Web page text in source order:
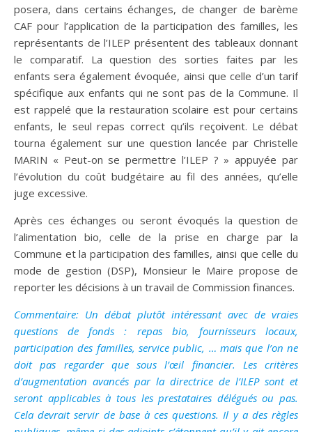
posera, dans certains échanges, de changer de barème
CAF pour l’application de la participation des familles, les
représentants de l’ILEP présentent des tableaux donnant
le comparatif. La question des sorties faites par les
enfants sera également évoquée, ainsi que celle d’un tarif
spécifique aux enfants qui ne sont pas de la Commune. Il
est rappelé que la restauration scolaire est pour certains
enfants, le seul repas correct qu’ils reçoivent. Le débat
tourna également sur une question lancée par Christelle
MARIN « Peut-on se permettre l’ILEP ? » appuyée par
l’évolution du coût budgétaire au fil des années, qu’elle
juge excessive.
Après ces échanges ou seront évoqués la question de
l’alimentation bio, celle de la prise en charge par la
Commune et la participation des familles, ainsi que celle du
mode de gestion (DSP), Monsieur le Maire propose de
reporter les décisions à un travail de Commission finances.
Commentaire: Un débat plutôt intéressant avec de vraies
questions de fonds : repas bio, fournisseurs locaux,
participation des familles, service public, … mais que l’on ne
doit pas regarder que sous l’œil financier. Les critères
d’augmentation avancés par la directrice de l’ILEP sont et
seront applicables à tous les prestataires délégués ou pas.
Cela devrait servir de base à ces questions. Il y a des règles